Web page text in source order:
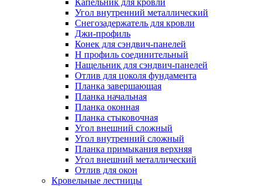
Угол внутренний металлический
Снегозадержатель для кровли
Джи-профиль
Конек для сэндвич-панелей
Н профиль соединительный
Нащельник для сэндвич-панелей
Отлив для цоколя фундамента
Планка завершающая
Планка начальная
Планка оконная
Планка стыковочная
Угол внешний сложный
Угол внутренний сложный
Планка примыкания верхняя
Угол внешний металлический
Отлив для окон
Кровельные лестницы